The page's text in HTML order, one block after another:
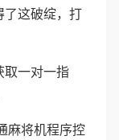
了这破绽，打
取一对一指
麻将机程序控